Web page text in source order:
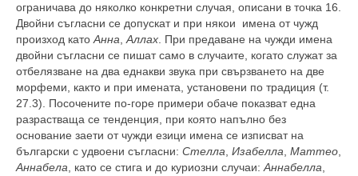
ограничава до няколко конкретни случая, описани в точка 16.
Двойни съгласни се допускат и при някои имена от чужд
произход като Анна Аллах . При предаване на чужди имена
двойни съгласни се пишат само в случаите, когато служат за
отбелязване на два еднакви звука при свързването на две
морфеми, както и при имената, установени по традиция (т.
27.3). Посочените по-горе примери обаче показват една
разрастваща се тенденция, при която напълно без
основание заети от чужди езици имена се изписват на
български с удвоени съгласни: Стелла Изабелла Маттео
Аннабела , като се стига и до куриозни случаи: Аннабелла